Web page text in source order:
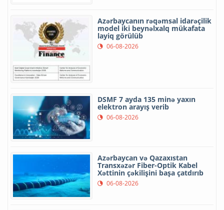
Azərbaycanın rəqəmsal idarəçilik
model iki beynəlxalq mükafata
layiq görülüb
06-08-2026
DSMF 7 ayda 135 minə yaxın
elektron arayış verib
06-08-2026
Azərbaycan və Qazaxıstan
Transxəzər Fiber-Optik Kabel
Xəttinin çəkilişini başa çatdırıb
06-08-2026